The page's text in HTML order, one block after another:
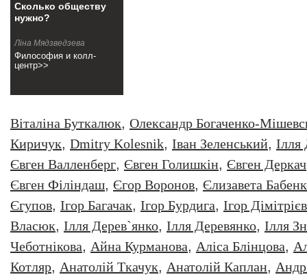
Сколько обществу
нужно?
Ліна Мядзведзева
Философия и колл-
центр>>
Віталіна Буткалюк, Олександр Богаченко-
Киричук, Dmitry Kolesnik, Iван Зеленський, Iлля
Євген Валленберг, Євген Голишкін, Євген Деркач
Євген Філіндаш, Єгор Воронов, Єлизавета
Єгупов, Ігор Багачак, Ігор Бурдига, Ігор Дімітрієв
Власюк, Ілля Дерев`янко, Ілля Деревянко, Ілля
Чеботнікова, Айна Курманова, Аліса Блінцова,
Котляр, Анатолiй Ткачук, Анатолій Каплан,